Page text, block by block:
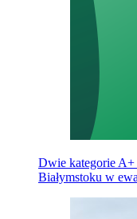
Dwie kategorie
Białymstoku w